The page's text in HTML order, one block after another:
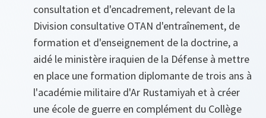
consultation et d'encadrement, relevant de la
Division consultative OTAN d'entraînement, de
formation et d'enseignement de la doctrine, a
aidé le ministère iraquien de la Défense à mettre
en place une formation diplomante de trois ans à
l'académie militaire d'Ar Rustamiyah et à créer
une école de guerre en complément du Collège